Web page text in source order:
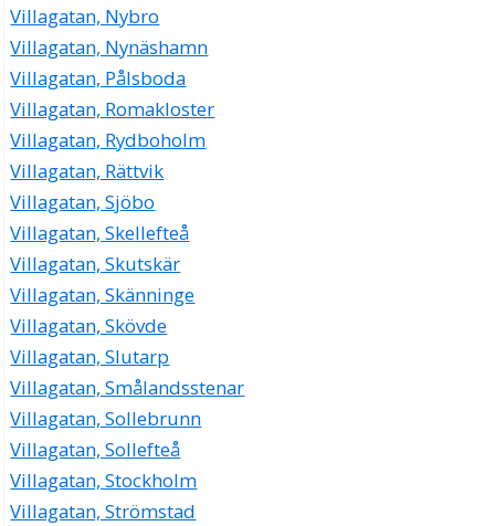
Villagatan, Nybro
Villagatan, Nynäshamn
Villagatan, Pålsboda
Villagatan, Romakloster
Villagatan, Rydboholm
Villagatan, Rättvik
Villagatan, Sjöbo
Villagatan, Skellefteå
Villagatan, Skutskär
Villagatan, Skänninge
Villagatan, Skövde
Villagatan, Slutarp
Villagatan, Smålandsstenar
Villagatan, Sollebrunn
Villagatan, Sollefteå
Villagatan, Stockholm
Villagatan, Strömstad